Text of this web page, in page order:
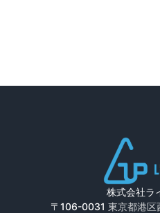
株式会社ラ
〒106-0031 東京都港